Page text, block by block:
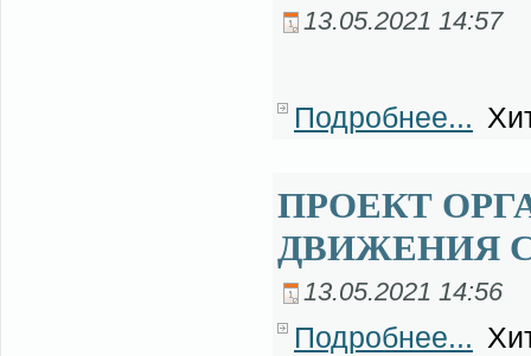
13.05.2021 14:57
Подробнее...
ПРОЕКТ
ДВИЖЕНИЯ
13.05.2021 14:56
Подробнее...